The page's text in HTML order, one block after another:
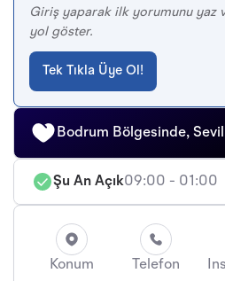
Giriş yaparak ilk yorumunu yaz
yol göster.
Tek Tıkla Üye Ol!
Bodrum Bölgesinde,
Şu An Açık09:00 - 01:00
Konum Telefon